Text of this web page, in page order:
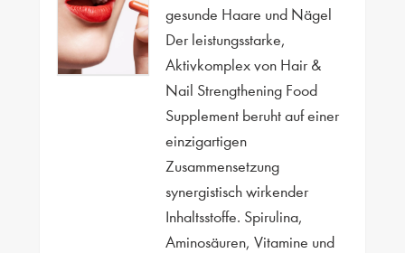
gesunde Haare und Nägel
Der leistungsstarke,
Aktivkomplex von Hair &
Nail Strengthening Food
Supplement beruht auf einer
einzigartigen
Zusammensetzung
synergistisch wirkender
Inhaltsstoffe. Spirulina,
Aminosäuren, Vitamine und